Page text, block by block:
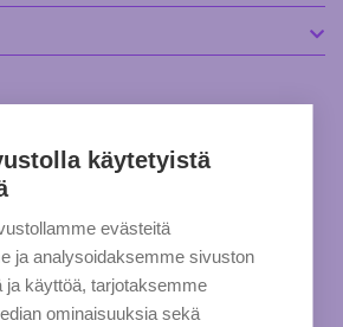
käytetyistä
evästeitä
ja analysoidaksemme sivuston
käyttöä, tarjotaksemme
ominaisuuksia sekä